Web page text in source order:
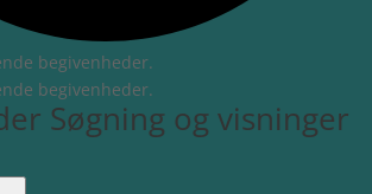
begivenheder.
begivenheder.
Søgning og visninger